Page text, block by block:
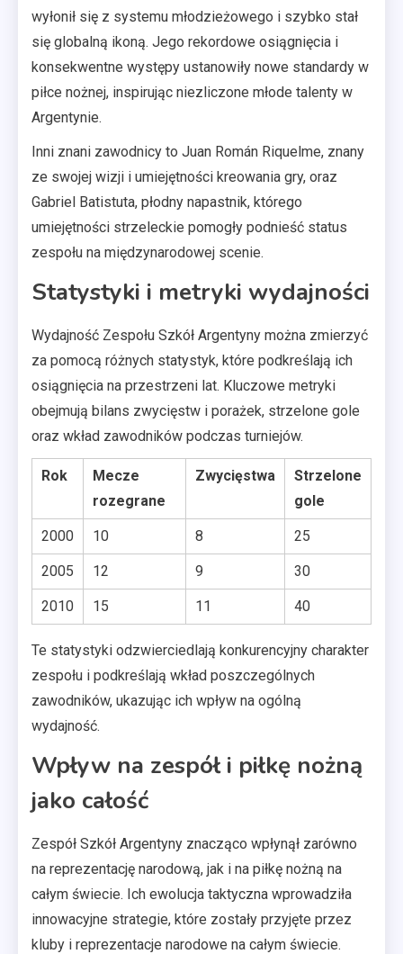
wyłonił się z systemu młodzieżowego i szybko stał
się globalną ikoną. Jego rekordowe osiągnięcia i
konsekwentne występy ustanowiły nowe standardy w
piłce nożnej, inspirując niezliczone młode talenty w
Argentynie.
Inni znani zawodnicy to Juan Román Riquelme, znany
ze swojej wizji i umiejętności kreowania gry, oraz
Gabriel Batistuta, płodny napastnik, którego
umiejętności strzeleckie pomogły podnieść status
zespołu na międzynarodowej scenie.
Statystyki i metryki wydajności
Wydajność Zespołu Szkół Argentyny można zmierzyć
za pomocą różnych statystyk, które podkreślają ich
osiągnięcia na przestrzeni lat. Kluczowe metryki
obejmują bilans zwycięstw i porażek, strzelone gole
oraz wkład zawodników podczas turniejów.
Rok
Mecze
rozegrane
Zwycięstwa
Strzelone
gole
2000 10 8 25
2005 12 9 30
2010 15 11 40
Te statystyki odzwierciedlają konkurencyjny charakter
zespołu i podkreślają wkład poszczególnych
zawodników, ukazując ich wpływ na ogólną
wydajność.
Wpływ na zespół i piłkę nożną
jako całość
Zespół Szkół Argentyny znacząco wpłynął zarówno
na reprezentację narodową, jak i na piłkę nożną na
całym świecie. Ich ewolucja taktyczna wprowadziła
innowacyjne strategie, które zostały przyjęte przez
kluby i reprezentacje narodowe na całym świecie.